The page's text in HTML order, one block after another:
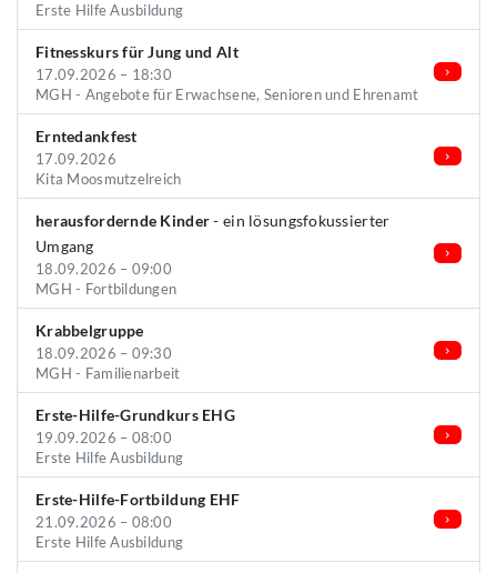
Erste Hilfe Ausbildung
Fitnesskurs für Jung und Alt
17.09.2026 – 18:30
MGH - Angebote für Erwachsene, Senioren und Ehrenamt
Erntedankfest
17.09.2026
Kita Moosmutzelreich
herausfordernde Kinder- ein lösungsfokussierter
Umgang
18.09.2026 – 09:00
MGH - Fortbildungen
Krabbelgruppe
18.09.2026 – 09:30
MGH - Familienarbeit
Erste-Hilfe-Grundkurs EHG
19.09.2026 – 08:00
Erste Hilfe Ausbildung
Erste-Hilfe-Fortbildung EHF
21.09.2026 – 08:00
Erste Hilfe Ausbildung